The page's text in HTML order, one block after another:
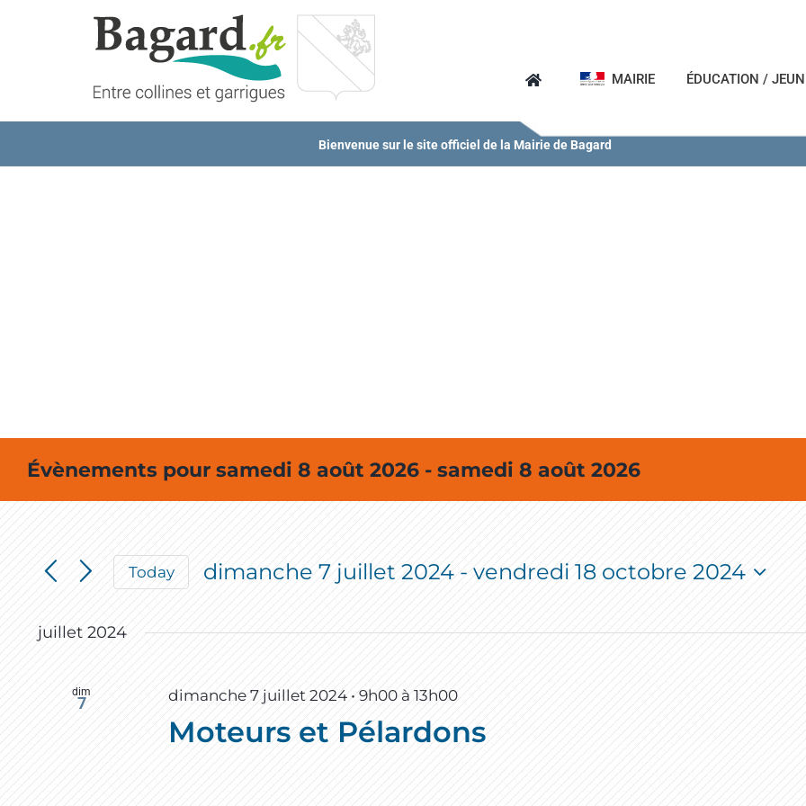
MAIRIE ÉDUCATION /
Bienvenue sur le site officiel de la Mairie de Bagard
Évènements pour samedi 8 août 2026 - samedi 8 août 2026
Today dimanche 7 juillet 2024 - vendredi 18 octobre 2024
Select
date.
juillet 2024
dim
7 dimanche 7 juillet 2024 • 9h00 à13h00
Moteurs et Pélardons